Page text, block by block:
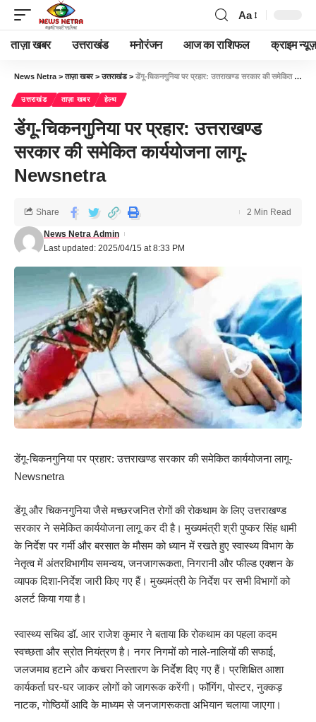
Aa
ताज़ा खबर उत्तराखंड मनोरंजन आज का राशिफल क्राइम न्यूज़
News Netra >ताज़ा खबर>उत्तराखंड> डेंगू-चिकनगुनिया पर प्रहार: उत्तराखण्ड सरकार की समेकित कार्ययोजना लागू-Newsnetra
उत्तराखंड ताज़ा खबर हेल्थ
डेंगू-चिकनगुनिया पर प्रहार: उत्तराखण्ड
सरकार की समेकित कार्ययोजना लागू-
Newsnetra
Last updated: 2025/04/15 at 8:33 PM
News Netra Admin
Share 2 Min Read
डेंगू-चिकनगुनिया पर प्रहार: उत्तराखण्ड सरकार की समेकित कार्ययोजना लागू-
Newsnetra
डेंगू और चिकनगुनिया जैसे मच्छरजनित रोगों की रोकथाम के लिए उत्तराखण्ड
सरकार ने समेकित कार्ययोजना लागू कर दी है। मुख्यमंत्री श्री पुष्कर सिंह धामी
के निर्देश पर गर्मी और बरसात के मौसम को ध्यान में रखते हुए स्वास्थ्य विभाग के
नेतृत्व में अंतरविभागीय समन्वय, जनजागरूकता, निगरानी और फील्ड एक्शन के
व्यापक दिशा-निर्देश जारी किए गए हैं। मुख्यमंत्री के निर्देश पर सभी विभागों को
अलर्ट किया गया है।
स्वास्थ्य सचिव डॉ. आर राजेश कुमार ने बताया कि रोकथाम का पहला कदम
स्वच्छता और स्रोत नियंत्रण है। नगर निगमों को नाले-नालियों की सफाई,
जलजमाव हटाने और कचरा निस्तारण के निर्देश दिए गए हैं। प्रशिक्षित आशा
कार्यकर्ता घर-घर जाकर लोगों को जागरूक करेंगी। फॉगिंग, पोस्टर, नुक्कड़
नाटक, गोष्ठियों आदि के माध्यम से जनजागरूकता अभियान चलाया जाएगा।